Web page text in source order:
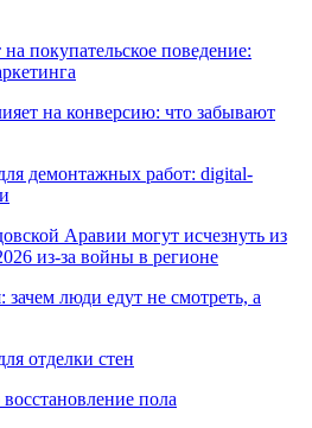
покупательское поведение:
на конверсию: что забывают
демонтажных работ: digital-
Аравии могут исчезнуть из
из-за войны в регионе
люди едут не смотреть, а
отделки стен
пола